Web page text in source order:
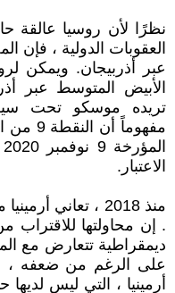
نظرًا لأن روسيا عالقة
العقوبات الدولية ، فإن
عبر أذربيجان. ويمكن
الأبيض المتوسط عبر
تريده موسكو تحت
الاعتبار.
منذ 2018 ، تعاني
. إن محاولتها للاقتراب
ديمقراطية تتعارض مع
على الرغم من ضعفه ،
أرمينيا ، التي ليس